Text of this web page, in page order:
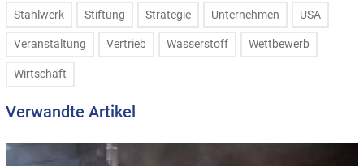
Stahlwerk Stiftung Strategie Unternehmen USA
Veranstaltung Vertrieb Wasserstoff Wettbewerb
Wirtschaft
Verwandte Artikel